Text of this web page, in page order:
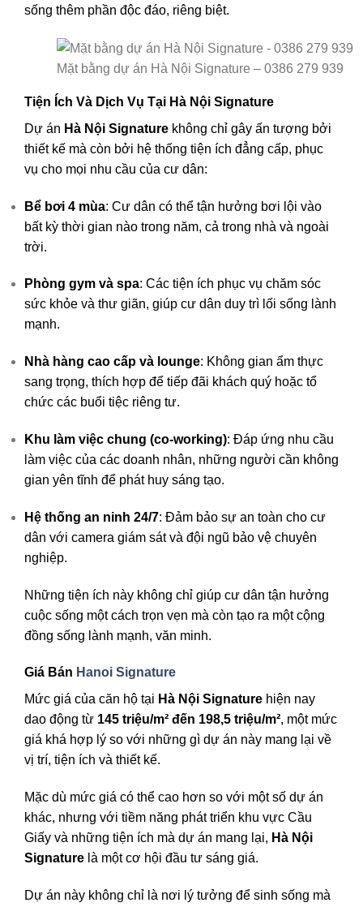
sống thêm phần độc đáo, riêng biệt.
Mặt bằng dự án Hà Nội Signature – 0386 279 939
Tiện Ích Và Dịch Vụ Tại Hà Nội Signature
Dự án Hà Nội Signature không chỉ gây ấn tượng bởi
thiết kế mà còn bởi hệ thống tiện ích đẳng cấp, phục
vụ cho mọi nhu cầu của cư dân:
Bể bơi 4 mùa: Cư dân có thể tận hưởng bơi lội vào
bất kỳ thời gian nào trong năm, cả trong nhà và ngoài
trời.
Phòng gym và spa: Các tiện ích phục vụ chăm sóc
sức khỏe và thư giãn, giúp cư dân duy trì lối sống lành
mạnh.
Nhà hàng cao cấp và lounge: Không gian ẩm thực
sang trọng, thích hợp để tiếp đãi khách quý hoặc tổ
chức các buổi tiệc riêng tư.
Khu làm việc chung (co-working): Đáp ứng nhu cầu
làm việc của các doanh nhân, những người cần không
gian yên tĩnh để phát huy sáng tạo.
Hệ thống an ninh 24/7: Đảm bảo sự an toàn cho cư
dân với camera giám sát và đội ngũ bảo vệ chuyên
nghiệp.
Những tiện ích này không chỉ giúp cư dân tận hưởng
cuộc sống một cách trọn vẹn mà còn tạo ra một cộng
đồng sống lành mạnh, văn minh.
Giá Bán Hanoi Signature
Mức giá của căn hộ tại Hà Nội Signature hiện nay
dao động từ 145 triệu/m² đến 198,5 triệu/m², một mức
giá khá hợp lý so với những gì dự án này mang lại về
vị trí, tiện ích và thiết kế.
Mặc dù mức giá có thể cao hơn so với một số dự án
khác, nhưng với tiềm năng phát triển khu vực Cầu
Giấy và những tiện ích mà dự án mang lại, Hà Nội
Signature là một cơ hội đầu tư sáng giá.
Dự án này không chỉ là nơi lý tưởng để sinh sống mà